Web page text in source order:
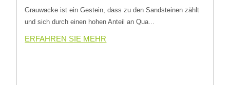
Grauwacke ist ein Gestein, dass zu den Sandsteinen zählt
und sich durch einen hohen Anteil an Qua...
ERFAHREN SIE MEHR